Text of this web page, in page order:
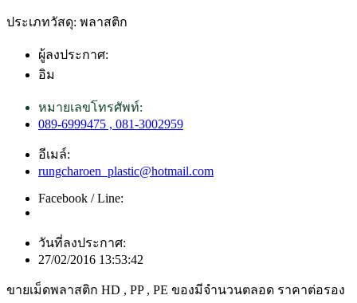
ประเภทวัสดุ: พลาสติก
ผู้ลงประกาศ:
อิม
หมายเลขโทรศัพท์:
089-6999475 , 081-3002959
อีเมล์:
rungcharoen_plastic@hotmail.com
Facebook / Line:
วันที่ลงประกาศ:
27/02/2016 13:53:42
ขายเม็ดพลาสติก HD , PP , PE ของมีจำนวนตลอด ราคาต่อรอง